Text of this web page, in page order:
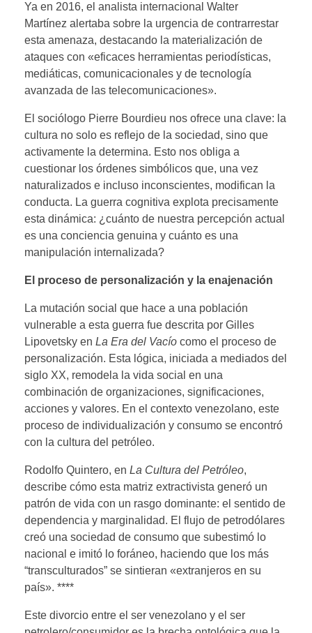
Ya en 2016, el analista internacional Walter
Martínez alertaba sobre la urgencia de contrarrestar
esta amenaza, destacando la materialización de
ataques con «eficaces herramientas periodísticas,
mediáticas, comunicacionales y de tecnología
avanzada de las telecomunicaciones».
El sociólogo Pierre Bourdieu nos ofrece una clave: la
cultura no solo es reflejo de la sociedad, sino que
activamente la determina. Esto nos obliga a
cuestionar los órdenes simbólicos que, una vez
naturalizados e incluso inconscientes, modifican la
conducta. La guerra cognitiva explota precisamente
esta dinámica: ¿cuánto de nuestra percepción actual
es una conciencia genuina y cuánto es una
manipulación internalizada?
El proceso de personalización y la enajenación
La mutación social que hace a una población
vulnerable a esta guerra fue descrita por Gilles
Lipovetsky en La Era del Vacío como el proceso de
personalización. Esta lógica, iniciada a mediados del
siglo XX, remodela la vida social en una
combinación de organizaciones, significaciones,
acciones y valores. En el contexto venezolano, este
proceso de individualización y consumo se encontró
con la cultura del petróleo.
Rodolfo Quintero, en La Cultura del Petróleo,
describe cómo esta matriz extractivista generó un
patrón de vida con un rasgo dominante: el sentido de
dependencia y marginalidad. El flujo de petrodólares
creó una sociedad de consumo que subestimó lo
nacional e imitó lo foráneo, haciendo que los más
“transculturados” se sintieran «extranjeros en su
país». ****
Este divorcio entre el ser venezolano y el ser